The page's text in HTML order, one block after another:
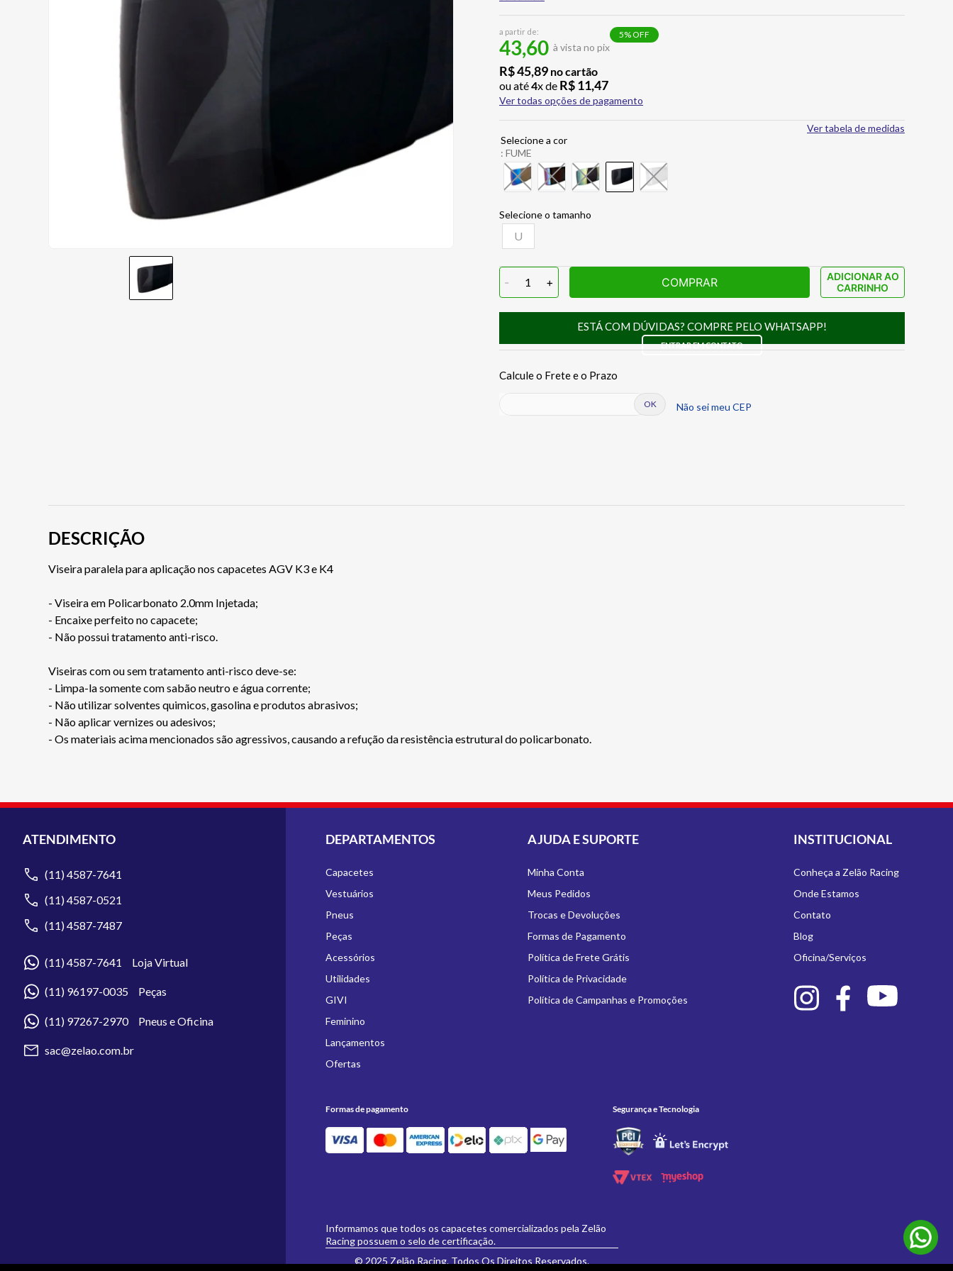
a partir de:
43,60 à vista no pix
5% OFF
R$45,89 no cartão
ou até4x de R$11,47
Ver todas opções de pagamento
: FUME
U
Ver tabela de medidas
- 1 + COMPRAR
ADICIONAR AO
CARRINHO
ESTÁ COM DÚVIDAS? COMPRE PELO WHATSAPP!
ENTRAR EM CONTATO
Não sei meu CEP
DESCRIÇÃO
Viseira paralela para aplicação nos capacetes AGV K3 e K4
- Viseira em Policarbonato 2.0mm Injetada;
- Encaixe perfeito no capacete;
- Não possui tratamento anti-risco.
Viseiras com ou sem tratamento anti-risco deve-se:
- Limpa-la somente com sabão neutro e água corrente;
- Não utilizar solventes quimicos, gasolina e produtos abrasivos;
- Não aplicar vernizes ou adesivos;
- Os materiais acima mencionados são agressivos, causando a refução da resistência estrutural do policarbonato.
ATENDIMENTO
(11) 4587-7641
(11) 4587-0521
(11) 4587-7487
(11) 4587-7641 Loja Virtual
(11) 96197-0035 Peças
(11) 97267-2970 Pneus e Oficina
sac@zelao.com.br
DEPARTAMENTOS
Capacetes
Vestuários
Pneus
Peças
Acessórios
Utilidades
GIVI
Feminino
Lançamentos
Ofertas
AJUDA E SUPORTE
Minha Conta
Meus Pedidos
Trocas e Devoluções
Formas de Pagamento
Política de Frete Grátis
Política de Privacidade
Política de Campanhas e Promoções
INSTITUCIONAL
Conheça a Zelão Racing
Onde Estamos
Contato
Blog
Oficina/Serviços
Formas de pagamento Segurança e Tecnologia
Informamos que todos os capacetes comercializados pela Zelão
Racing possuem o selo de certificação.
© 2025 Zelão Racing. Todos Os Direitos Reservados.
9